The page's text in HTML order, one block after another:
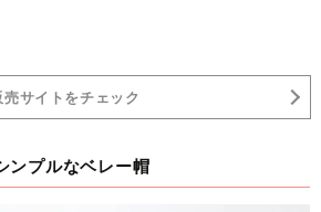
売サイトをチェック
ンプルなベレー帽